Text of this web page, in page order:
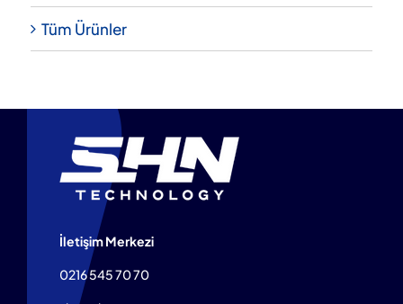
Tüm Ürünler
İletişim Merkezi
0216 545 70 70